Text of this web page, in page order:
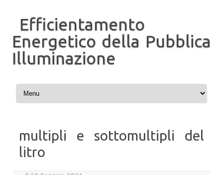
Efficientamento
Energetico della Pubblica
Illuminazione
Vai al contenuto
multipli e sottomultipli del
litro